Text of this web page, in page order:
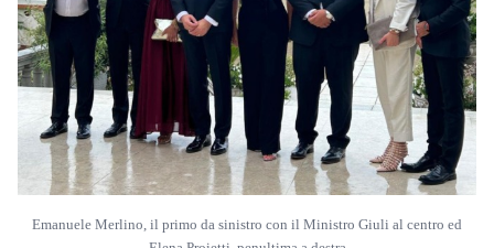
Emanuele Merlino, il primo da sinistro con il Ministro Giuli al centro ed